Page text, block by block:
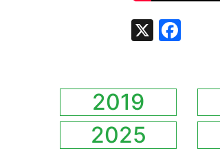
X
2019
2025